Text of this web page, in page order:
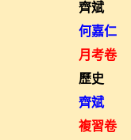
齊斌
何嘉仁
月考卷
歷史
齊斌
複習卷